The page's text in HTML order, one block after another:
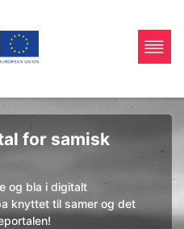
for samisk
og bla i digitalt
knyttet til samer og det